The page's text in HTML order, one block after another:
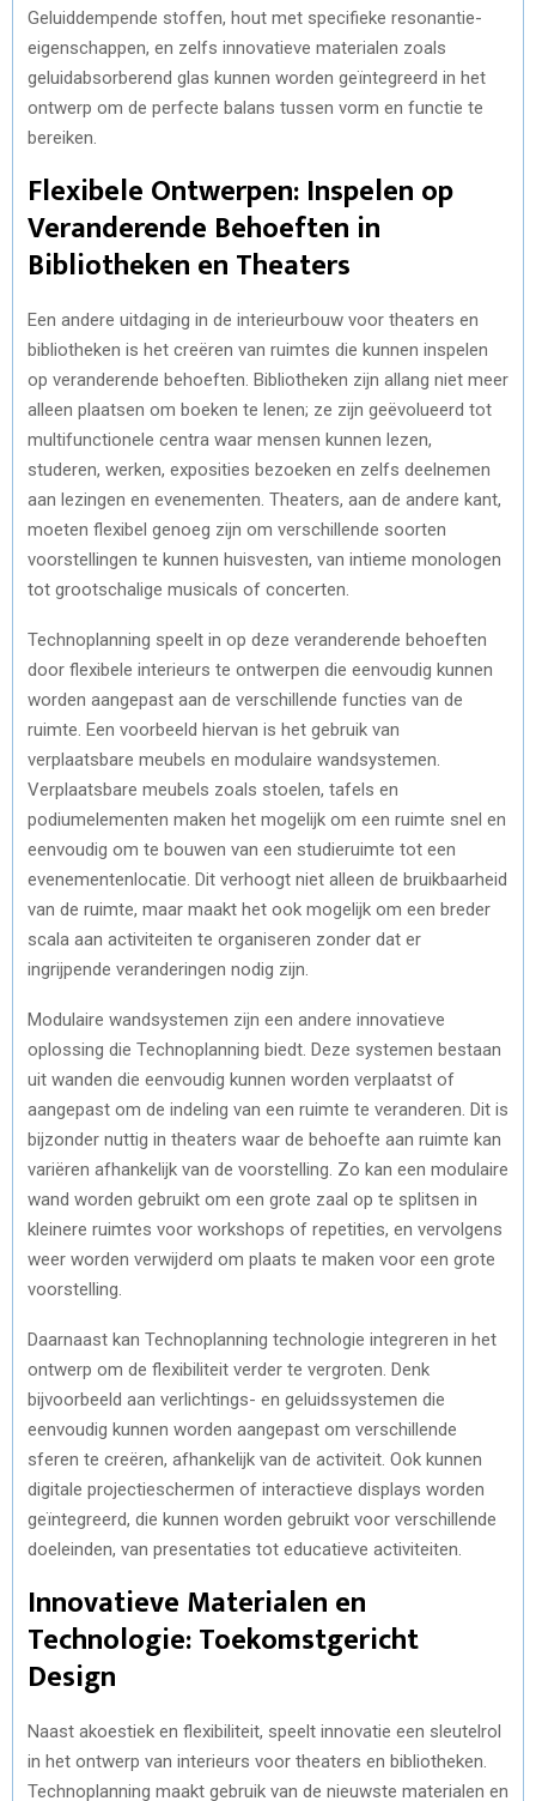
Geluiddempende stoffen, hout met specifieke resonantie-
eigenschappen, en zelfs innovatieve materialen zoals
geluidabsorberend glas kunnen worden geïntegreerd in het
ontwerp om de perfecte balans tussen vorm en functie te
bereiken.
Flexibele Ontwerpen: Inspelen op
Veranderende Behoeften in
Bibliotheken en Theaters
Een andere uitdaging in de interieurbouw voor theaters en
bibliotheken is het creëren van ruimtes die kunnen inspelen
op veranderende behoeften. Bibliotheken zijn allang niet meer
alleen plaatsen om boeken te lenen; ze zijn geëvolueerd tot
multifunctionele centra waar mensen kunnen lezen,
studeren, werken, exposities bezoeken en zelfs deelnemen
aan lezingen en evenementen. Theaters, aan de andere kant,
moeten flexibel genoeg zijn om verschillende soorten
voorstellingen te kunnen huisvesten, van intieme monologen
tot grootschalige musicals of concerten.
Technoplanning speelt in op deze veranderende behoeften
door flexibele interieurs te ontwerpen die eenvoudig kunnen
worden aangepast aan de verschillende functies van de
ruimte. Een voorbeeld hiervan is het gebruik van
verplaatsbare meubels en modulaire wandsystemen.
Verplaatsbare meubels zoals stoelen, tafels en
podiumelementen maken het mogelijk om een ruimte snel en
eenvoudig om te bouwen van een studieruimte tot een
evenementenlocatie. Dit verhoogt niet alleen de bruikbaarheid
van de ruimte, maar maakt het ook mogelijk om een breder
scala aan activiteiten te organiseren zonder dat er
ingrijpende veranderingen nodig zijn.
Modulaire wandsystemen zijn een andere innovatieve
oplossing die Technoplanning biedt. Deze systemen bestaan
uit wanden die eenvoudig kunnen worden verplaatst of
aangepast om de indeling van een ruimte te veranderen. Dit is
bijzonder nuttig in theaters waar de behoefte aan ruimte kan
variëren afhankelijk van de voorstelling. Zo kan een modulaire
wand worden gebruikt om een grote zaal op te splitsen in
kleinere ruimtes voor workshops of repetities, en vervolgens
weer worden verwijderd om plaats te maken voor een grote
voorstelling.
Daarnaast kan Technoplanning technologie integreren in het
ontwerp om de flexibiliteit verder te vergroten. Denk
bijvoorbeeld aan verlichtings- en geluidssystemen die
eenvoudig kunnen worden aangepast om verschillende
sferen te creëren, afhankelijk van de activiteit. Ook kunnen
digitale projectieschermen of interactieve displays worden
geïntegreerd, die kunnen worden gebruikt voor verschillende
doeleinden, van presentaties tot educatieve activiteiten.
Innovatieve Materialen en
Technologie: Toekomstgericht
Design
Naast akoestiek en flexibiliteit, speelt innovatie een sleutelrol
in het ontwerp van interieurs voor theaters en bibliotheken.
Technoplanning maakt gebruik van de nieuwste materialen en